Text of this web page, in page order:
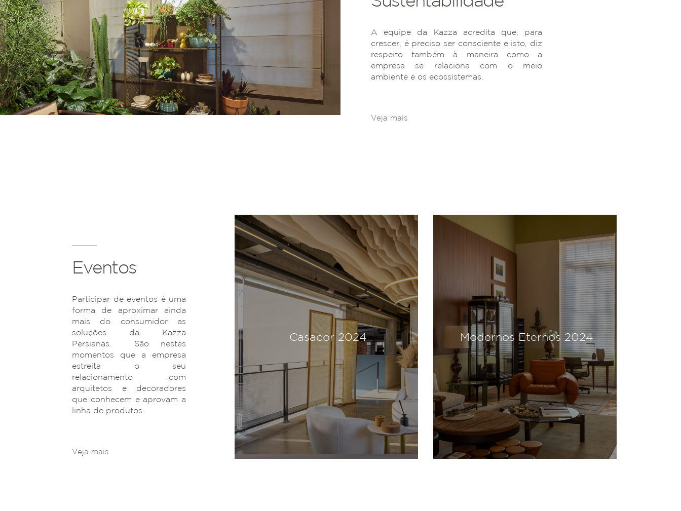
A equipe da Kazza acredita que, para
crescer, é preciso ser consciente e isto, diz
respeito também à maneira como a
empresa se relaciona com o meio
ambiente e os ecossistemas.
Veja mais
Eventos
Participar de eventos é uma
forma de aproximar ainda
mais do consumidor as
soluções da Kazza
Persianas. São nestes
momentos que a empresa
estreita o seu
relacionamento com
arquitetos e decoradores
que conhecem e aprovam a
linha de produtos.
Veja mais
Casacor 2024 Modernos Eternos 2024